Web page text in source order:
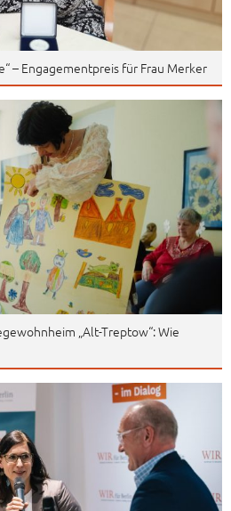
– Engagementpreis für Frau Merker
„Alt-Treptow“: Wie